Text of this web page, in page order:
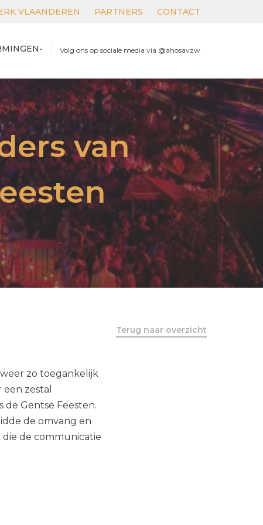
VLAANDEREN PARTNERS CONTACT
Volg ons op sociale media via @ahosavzw
van
Terug naar overzicht
zo toegankelijk
zestal
Gentse Feesten.
de omvang en
de communicatie